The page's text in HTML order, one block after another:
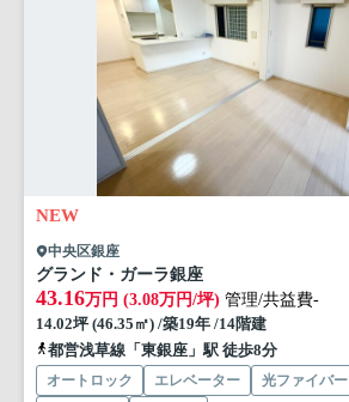
NEW
中央区銀座
グランド・ガーラ銀座
43.16万円 (3.08万円/坪) 管理/共益費-
14.02坪 (46.35㎡) /築19年 /14階建
都営浅草線「東銀座」駅 徒歩8分
オートロック エレベーター 光ファイバー